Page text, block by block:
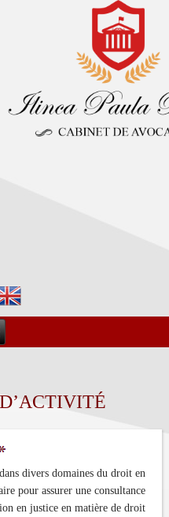
divers domaines du droit en
pour assurer une consultance
en justice en matière de droit